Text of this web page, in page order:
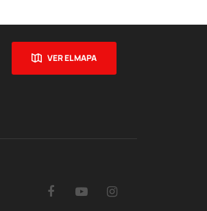
VER EL MAPA
FacebookYouTube